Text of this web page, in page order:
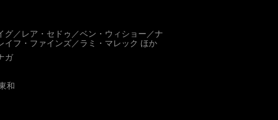
グ／レア・セドゥ／ベン・ウィショー／ナ
イフ・ファインズ／ラミ・マレック ほか
ガ
和